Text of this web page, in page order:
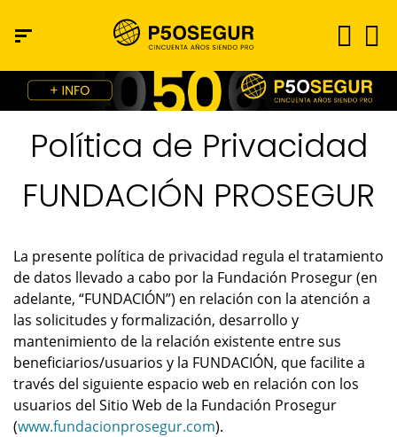
Política de Privacidad
FUNDACIÓN PROSEGUR
La presente política de privacidad regula el tratamiento
de datos llevado a cabo por la Fundación Prosegur (en
adelante, “FUNDACIÓN”) en relación con la atención a
las solicitudes y formalización, desarrollo y
mantenimiento de la relación existente entre sus
beneficiarios/usuarios y la FUNDACIÓN, que facilite a
través del siguiente espacio web en relación con los
usuarios del Sitio Web de la Fundación Prosegur
(www.fundacionprosegur.com).